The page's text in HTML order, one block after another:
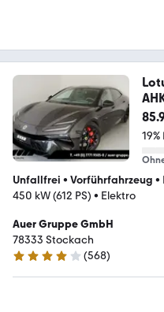
Unfallfrei • Vorführfahrzeug •
450 kW (612 PS) • Elektro
Auer Gruppe GmbH
78333 Stockach
4.2 Sterne
(568)